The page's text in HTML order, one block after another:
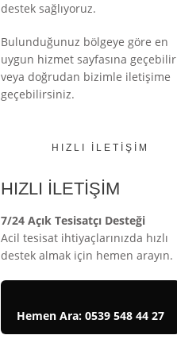
destek sağlıyoruz.
Bulunduğunuz bölgeye göre en
uygun hizmet sayfasına geçebilir
veya doğrudan bizimle iletişime
geçebilirsiniz.
HIZLI İLETİŞİM
HIZLI İLETİŞİM
7/24 Açık Tesisatçı Desteği
Acil tesisat ihtiyaçlarınızda hızlı
destek almak için hemen arayın.
Hemen Ara: 0539 548 44 27